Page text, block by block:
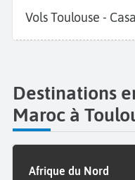
Vols Toulouse -
Destinations
Maroc à
Afrique du Nord